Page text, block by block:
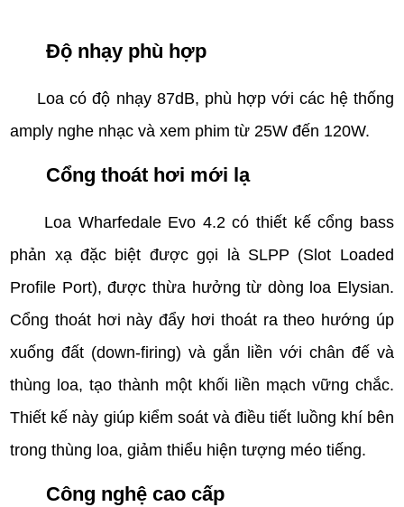
Độ nhạy phù hợp
Loa có độ nhạy 87dB, phù hợp với các hệ thống
amply nghe nhạc và xem phim từ 25W đến 120W.
Cổng thoát hơi mới lạ
Loa Wharfedale Evo 4.2 có thiết kế cổng bass
phản xạ đặc biệt được gọi là SLPP (Slot Loaded
Profile Port), được thừa hưởng từ dòng loa Elysian.
Cổng thoát hơi này đẩy hơi thoát ra theo hướng úp
xuống đất (down-firing) và gắn liền với chân đế và
thùng loa, tạo thành một khối liền mạch vững chắc.
Thiết kế này giúp kiểm soát và điều tiết luồng khí bên
trong thùng loa, giảm thiểu hiện tượng méo tiếng.
Công nghệ cao cấp